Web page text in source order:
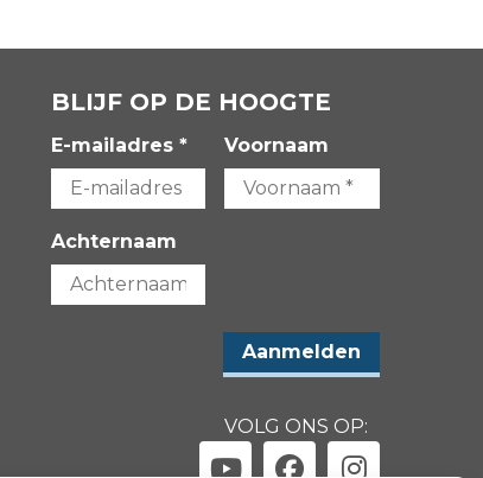
BLIJF OP DE HOOGTE
E-mailadres * Voornaam
Achternaam
VOLG ONS OP: